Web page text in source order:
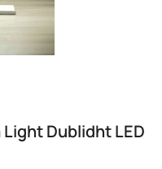
Dublidht LED